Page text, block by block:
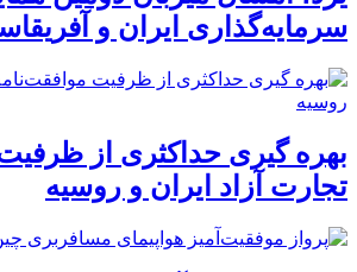
سرمایه‌گذاری ایران و
بهره گیری حداکثری از
تجارت آزاد ایران و روسیه